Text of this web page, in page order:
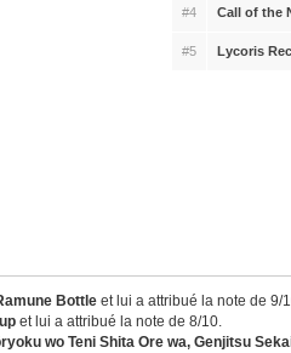
#4 Call of the
#5 Lycoris
Bottle et lui a attribué la note de 9/
et lui a attribué la note de 8/10.
wo Teni Shita Ore wa, Genjitsu